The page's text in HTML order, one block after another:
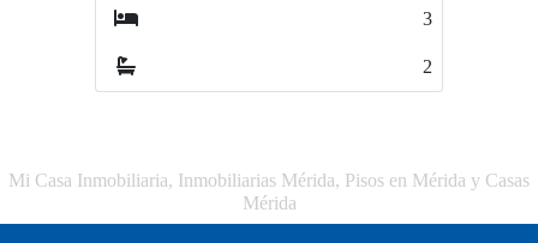
Mi Casa Inmobiliaria, Inmobiliarias Mérida, Pisos en Mérida y Casas
Mérida